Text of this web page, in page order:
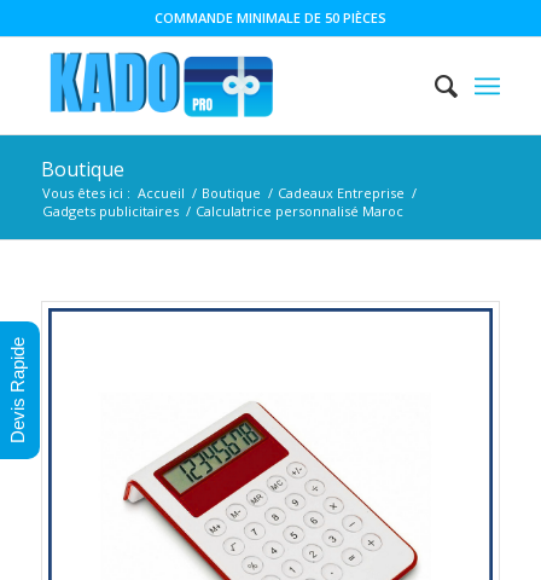
COMMANDE MINIMALE DE 50 PIÈCES
Boutique
Vous êtes ici : Accueil / Boutique / Cadeaux Entreprise /
Gadgets publicitaires / Calculatrice personnalisé Maroc
Devis Rapide